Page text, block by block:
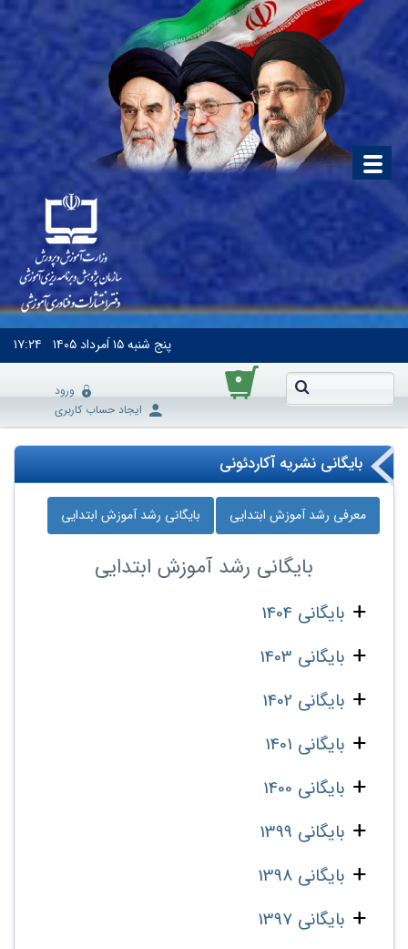
پنج شنبه۱۵ اَمرداد ۱۴۰۵ ۱۷:۲۴
۰
ورود
ایجاد حساب کاربری
بایگانی نشریه آکاردئونی
معرفی رشد آموزش ابتدایی بایگانی رشد آموزش ابتدایی
بایگانی رشد آموزش ابتدایی
بایگانی 1404
بایگانی 1403
بایگانی 1402
بایگانی 1401
بایگانی 1400
بایگانی 1399
بایگانی 1398
بایگانی 1397